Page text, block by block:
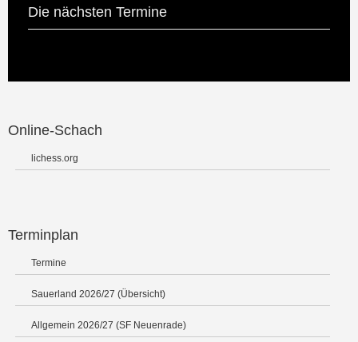
Die nächsten Termine
Online-Schach
lichess.org
Terminplan
Termine
Sauerland 2026/27 (Übersicht)
Allgemein 2026/27 (SF Neuenrade)